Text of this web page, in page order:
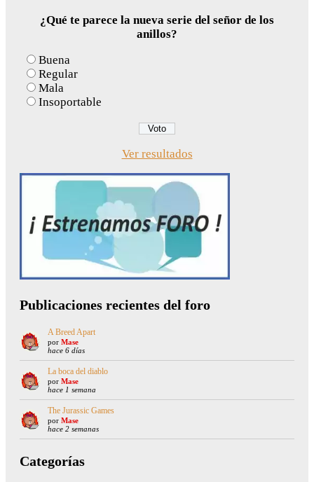
¿Qué te parece la nueva serie del señor de los
anillos?
Buena
Regular
Mala
Insoportable
Ver resultados
Publicaciones recientes del foro
A Breed Apart
por Mase
hace 6 días
La boca del diablo
por Mase
hace 1 semana
The Jurassic Games
por Mase
hace 2 semanas
Categorías